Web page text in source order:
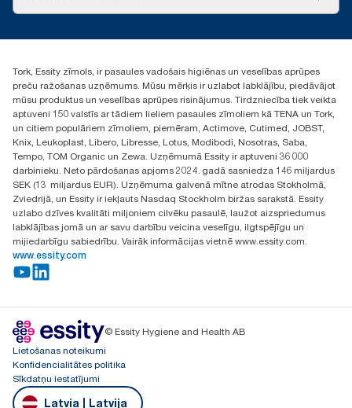
+371 29141799
Atrast izplatītāju
Ulbrokas street 19A
Riga, Latvija
LV-1028
Tork, Essity zīmols, ir pasaules vadošais higiēnas un veselības aprūpes
preču ražošanas uzņēmums. Mūsu mērķis ir uzlabot labklājību, piedāvājot
mūsu produktus un veselības aprūpes risinājumus. Tirdzniecība tiek veikta
aptuveni 150 valstīs ar tādiem lieliem pasaules zīmoliem kā TENA un Tork,
un citiem populāriem zīmoliem, piemēram, Actimove, Cutimed, JOBST,
Knix, Leukoplast, Libero, Libresse, Lotus, Modibodi, Nosotras, Saba,
Tempo, TOM Organic un Zewa. Uzņēmumā Essity ir aptuveni 36 000
darbinieku. Neto pārdošanas apjoms 2024. gadā sasniedza 146 miljardus
SEK (13 miljardus EUR). Uzņēmuma galvenā mītne atrodas Stokholmā,
Zviedrijā, un Essity ir iekļauts Nasdaq Stockholm biržas sarakstā. Essity
uzlabo dzīves kvalitāti miljoniem cilvēku pasaulē, laužot aizspriedumus
labklājības jomā un ar savu darbību veicina veselīgu, ilgtspējīgu un
mijiedarbīgu sabiedrību. Vairāk informācijas vietnē www.essity.com.
www.essity.com
© Essity Hygiene and Health AB
Lietošanas noteikumi
Konfidencialitātes politika
Sīkdatņu iestatījumi
Latvia | Latvija